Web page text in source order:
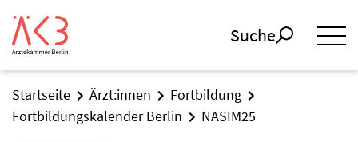
Suche
Startseite Ärzt:innen
Fortbildung
Fortbildungskalender Berlin
NASIM25